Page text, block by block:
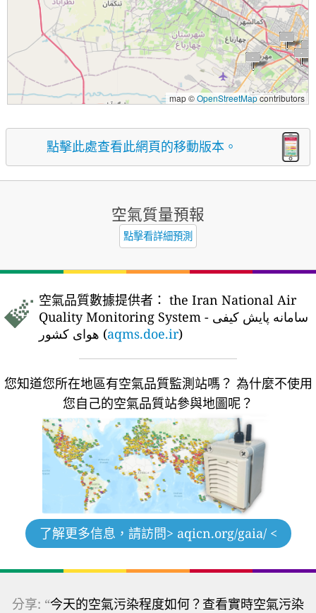
map ©OpenStreetMapcontributors
點擊此處查看此網頁的移動版本。
空氣質量預報
點擊看詳細預測
空氣品質數據提供者： the Iran National Air
Quality Monitoring System - سامانه پایش کیفی
هوای کشور (aqms.doe.ir)
您知道您所在地區有空氣品質監測站嗎？ 為什麼不使用
您自己的空氣品質站參與地圖呢？
了解更多信息，請訪問> aqicn.org/gaia/ <
分享: “今天的空氣污染程度如何？查看實時空氣污染